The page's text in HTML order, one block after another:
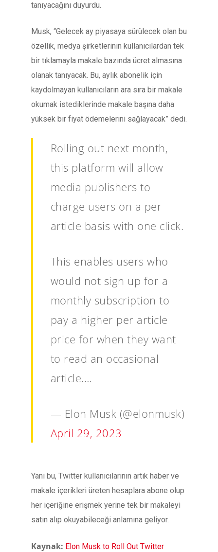
tanıyacağını duyurdu.
Musk, “Gelecek ay piyasaya sürülecek olan bu
özellik, medya şirketlerinin kullanıcılardan tek
bir tıklamayla makale bazında ücret almasına
olanak tanıyacak. Bu, aylık abonelik için
kaydolmayan kullanıcıların ara sıra bir makale
okumak istediklerinde makale başına daha
yüksek bir fiyat ödemelerini sağlayacak” dedi.
Rolling out next month,
this platform will allow
media publishers to
charge users on a per
article basis with one click.
This enables users who
would not sign up for a
monthly subscription to
pay a higher per article
price for when they want
to read an occasional
article.…
— Elon Musk (@elonmusk)
April 29, 2023
Yani bu, Twitter kullanıcılarının artık haber ve
makale içerikleri üreten hesaplara abone olup
her içeriğine erişmek yerine tek bir makaleyi
satın alıp okuyabileceği anlamına geliyor.
Kaynak: Elon Musk to Roll Out Twitter